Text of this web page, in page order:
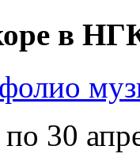
в
30